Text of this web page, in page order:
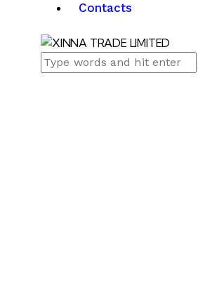
Contacts